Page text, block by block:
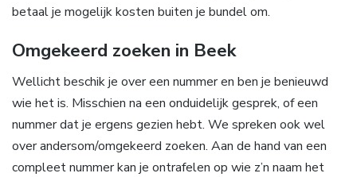
betaal je mogelijk kosten buiten je bundel om.
Omgekeerd zoeken in Beek
Wellicht beschik je over een nummer en ben je benieuwd
wie het is. Misschien na een onduidelijk gesprek, of een
nummer dat je ergens gezien hebt. We spreken ook wel
over andersom/omgekeerd zoeken. Aan de hand van een
compleet nummer kan je ontrafelen op wie z’n naam het